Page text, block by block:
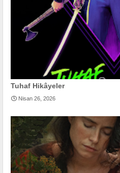
Tuhaf Hikâyeler
Nisan 26, 2026